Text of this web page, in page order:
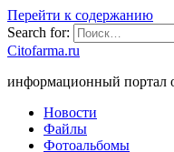
Перейти к содержанию
Search for:
Citofarma.ru
информационный портал
Новости
Файлы
Фотоальбомы